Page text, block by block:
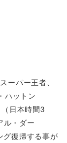
ーパー王者、
ハットン
日本時間3
ル・ダー
グ復帰する事が